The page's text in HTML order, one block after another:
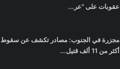
عقوبات على "عر...
مجزرة في الجنوب: مصادر تكشف عن سقوط
أكثر من 11 ألف قتيل...